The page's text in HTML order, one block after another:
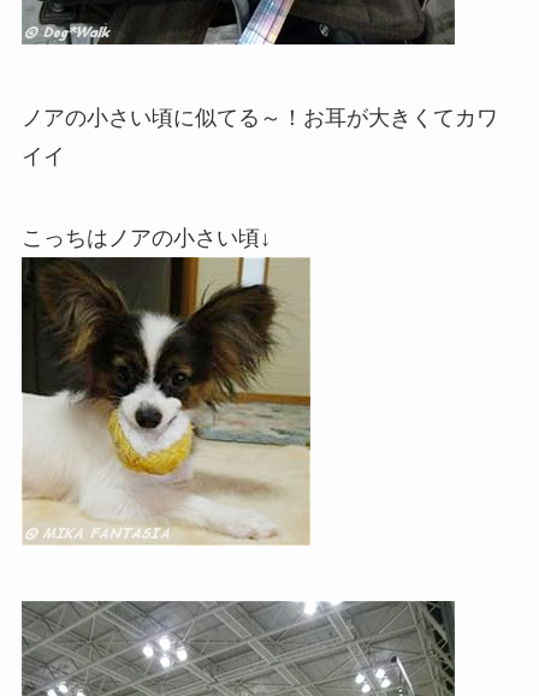
ノアの小さい頃に似てる～！お耳が大きくてカワ
イイ
こっちはノアの小さい頃↓